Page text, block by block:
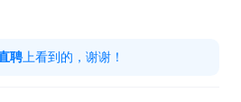
够热情、周到地为顾客服务。
聘 上看到的，谢谢！